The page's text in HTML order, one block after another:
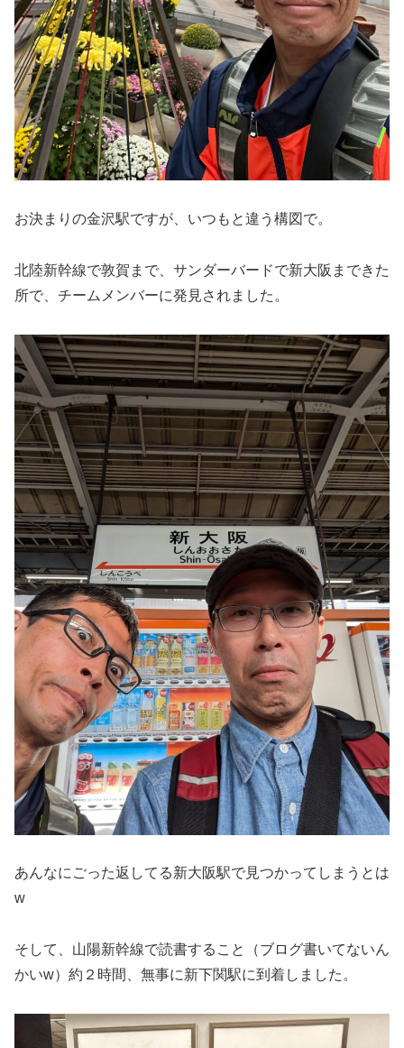
お決まりの金沢駅ですが、いつもと違う構図で。
北陸新幹線で敦賀まで、サンダーバードで新大阪まできた
所で、チームメンバーに発見されました。
あんなにごった返してる新大阪駅で見つかってしまうとは
w
そして、山陽新幹線で読書すること（ブログ書いてないん
かいw）約２時間、無事に新下関駅に到着しました。